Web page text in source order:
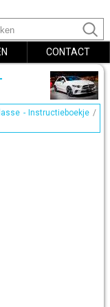
CONTACT
- Instructieboekje /